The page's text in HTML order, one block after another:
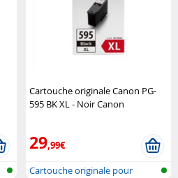
Cartouche originale Canon PG-
595 BK XL - Noir Canon
29,99€
Cartouche originale pour